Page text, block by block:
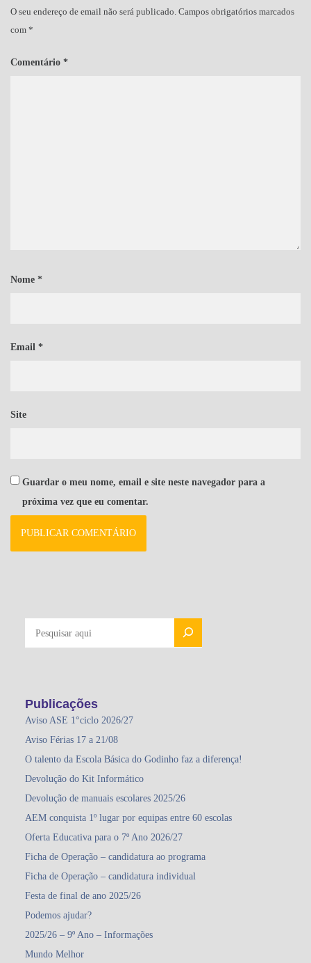
O seu endereço de email não será publicado. Campos obrigatórios marcados
com *
Comentário *
Nome *
Email *
Site
Guardar o meu nome, email e site neste navegador para a
próxima vez que eu comentar.
Publicações
Aviso ASE 1°ciclo 2026/27
Aviso Férias 17 a 21/08
O talento da Escola Básica do Godinho faz a diferença!
Devolução do Kit Informático
Devolução de manuais escolares 2025/26
AEM conquista 1º lugar por equipas entre 60 escolas
Oferta Educativa para o 7º Ano 2026/27
Ficha de Operação – candidatura ao programa
Ficha de Operação – candidatura individual
Festa de final de ano 2025/26
Podemos ajudar?
2025/26 – 9º Ano – Informações
Mundo Melhor